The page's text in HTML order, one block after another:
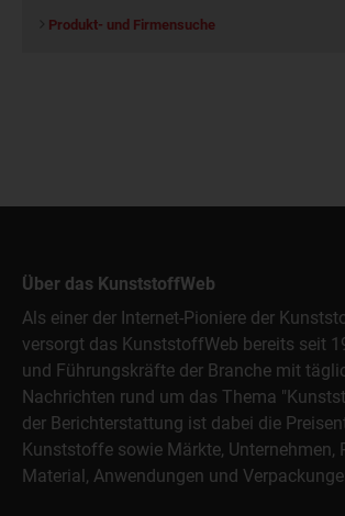
Produkt- und Firmensuche
Über das KunststoffWeb
Als einer der Internet-Pioniere der
versorgt das KunststoffWeb bereits seit
und Führungskräfte der Branche mit
Nachrichten rund um das Thema
der Berichterstattung ist dabei die
Kunststoffe sowie Märkte, Unternehmen,
Material, Anwendungen und